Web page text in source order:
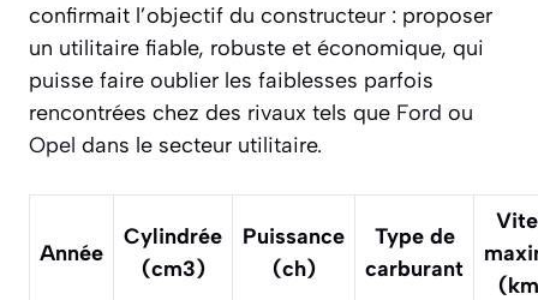
confirmait l’objectif du constructeur : proposer
un utilitaire fiable, robuste et économique, qui
puisse faire oublier les faiblesses parfois
rencontrées chez des rivaux tels que Ford ou
Opel dans le secteur utilitaire.
Année
Cylindrée
(cm3)
Puissance
(ch)
Type de
carburant